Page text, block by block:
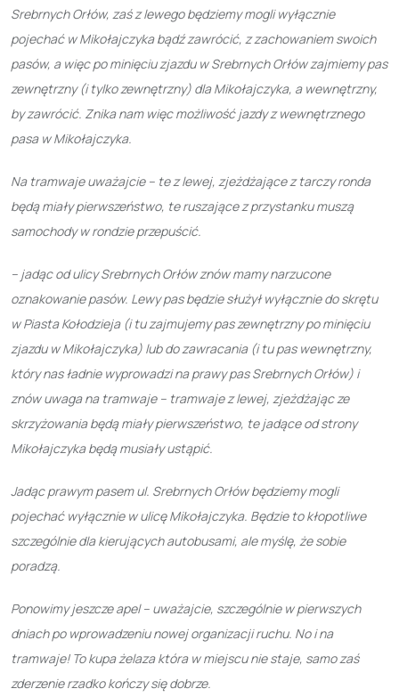
Srebrnych Orłów, zaś z lewego będziemy mogli wyłącznie
pojechać w Mikołajczyka bądź zawrócić, z zachowaniem swoich
pasów, a więc po minięciu zjazdu w Srebrnych Orłów zajmiemy pas
zewnętrzny (i tylko zewnętrzny) dla Mikołajczyka, a wewnętrzny,
by zawrócić. Znika nam więc możliwość jazdy z wewnętrznego
pasa w Mikołajczyka.
Na tramwaje uważajcie – te z lewej, zjeżdżające z tarczy ronda
będą miały pierwszeństwo, te ruszające z przystanku muszą
samochody w rondzie przepuścić.
– jadąc od ulicy Srebrnych Orłów znów mamy narzucone
oznakowanie pasów. Lewy pas będzie służył wyłącznie do skrętu
w Piasta Kołodzieja (i tu zajmujemy pas zewnętrzny po minięciu
zjazdu w Mikołajczyka) lub do zawracania (i tu pas wewnętrzny,
który nas ładnie wyprowadzi na prawy pas Srebrnych Orłów) i
znów uwaga na tramwaje – tramwaje z lewej, zjeżdżając ze
skrzyżowania będą miały pierwszeństwo, te jadące od strony
Mikołajczyka będą musiały ustąpić.
Jadąc prawym pasem ul. Srebrnych Orłów będziemy mogli
pojechać wyłącznie w ulicę Mikołajczyka. Będzie to kłopotliwe
szczególnie dla kierujących autobusami, ale myślę, że sobie
poradzą.
Ponowimy jeszcze apel – uważajcie, szczególnie w pierwszych
dniach po wprowadzeniu nowej organizacji ruchu. No i na
tramwaje! To kupa żelaza która w miejscu nie staje, samo zaś
zderzenie rzadko kończy się dobrze.